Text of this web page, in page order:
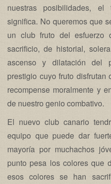
nuestras posibilidades,
significa. No queremos que
un club fruto del esfuerzo
sacrificio, de historial,
ascenso y dilatación del
prestigio cuyo fruto
recompense moralmente y
de nuestro genio combativo.
El nuevo club canario
equipo que puede dar
mayoría por muchachos
punto pesa los colores que
esos colores se han